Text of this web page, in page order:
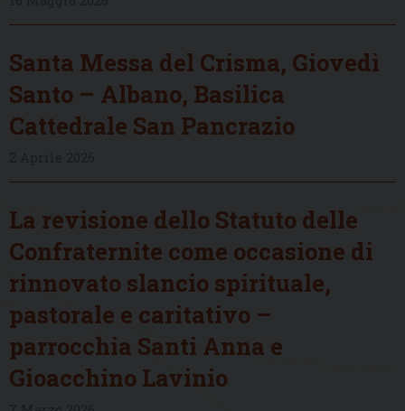
Santa Messa del Crisma, Giovedì
Santo – Albano, Basilica
Cattedrale San Pancrazio
La revisione dello Statuto delle
Confraternite come occasione di
rinnovato slancio spirituale,
pastorale e caritativo –
parrocchia Santi Anna e
Gioacchino Lavinio